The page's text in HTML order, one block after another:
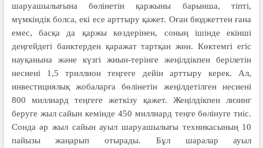
шаруашылығына бөлінетін қаржыны барынша, тіпті,
мүмкіндік болса, екі есе арттыру қажет. Оған бюджеттен ғана
емес, басқа да қаржы көздерінен, соның ішінде екінші
деңгейдегі банктерден қаражат тартқан жөн. Көктемгі егіс
науқанына және күзгі жиын-терінге жеңілдікпен берілетін
несиені 1,5 триллион теңгеге дейін арттыру керек. Ал,
инвестициялық жобаларға бөлінетін жеңілдетілген несиені
800 миллиард теңгеге жеткізу қажет. Жеңілдікпен лизинг
беруге жыл сайын кемінде 450 миллиард теңге бөлінуге тиіс.
Сонда әр жыл сайын ауыл шаруашылығы техникасының 10
пайызы жаңарып отырады. Бұл шаралар ауыл